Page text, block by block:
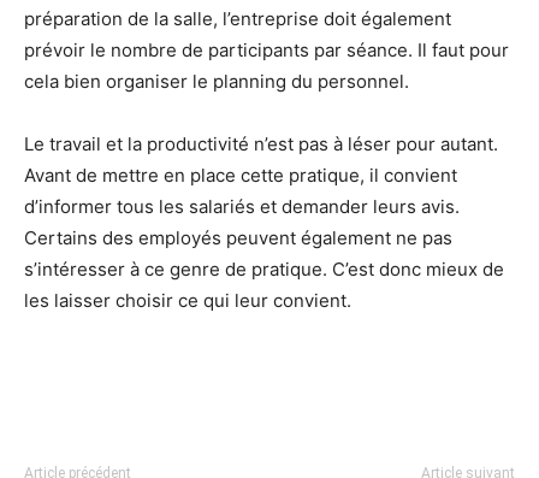
préparation de la salle, l’entreprise doit également
prévoir le nombre de participants par séance. Il faut pour
cela bien organiser le planning du personnel.
Le travail et la productivité n’est pas à léser pour autant.
Avant de mettre en place cette pratique, il convient
d’informer tous les salariés et demander leurs avis.
Certains des employés peuvent également ne pas
s’intéresser à ce genre de pratique. C’est donc mieux de
les laisser choisir ce qui leur convient.
Article précédent Article suivant